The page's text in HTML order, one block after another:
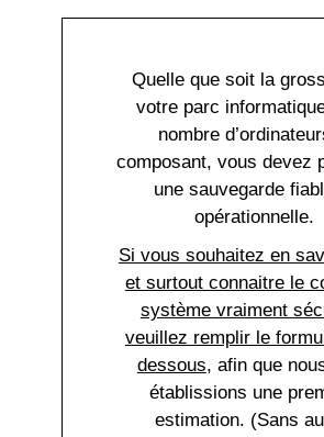
Quelle que soit la
votre parc
nombre
composant, vous devez
une sauvegarde
opérationnelle.
Si vous souhaitez en
et surtout connaitre le
système vraiment
veuillez remplir le
dessous, afin que
établissions une
estimation. (Sans